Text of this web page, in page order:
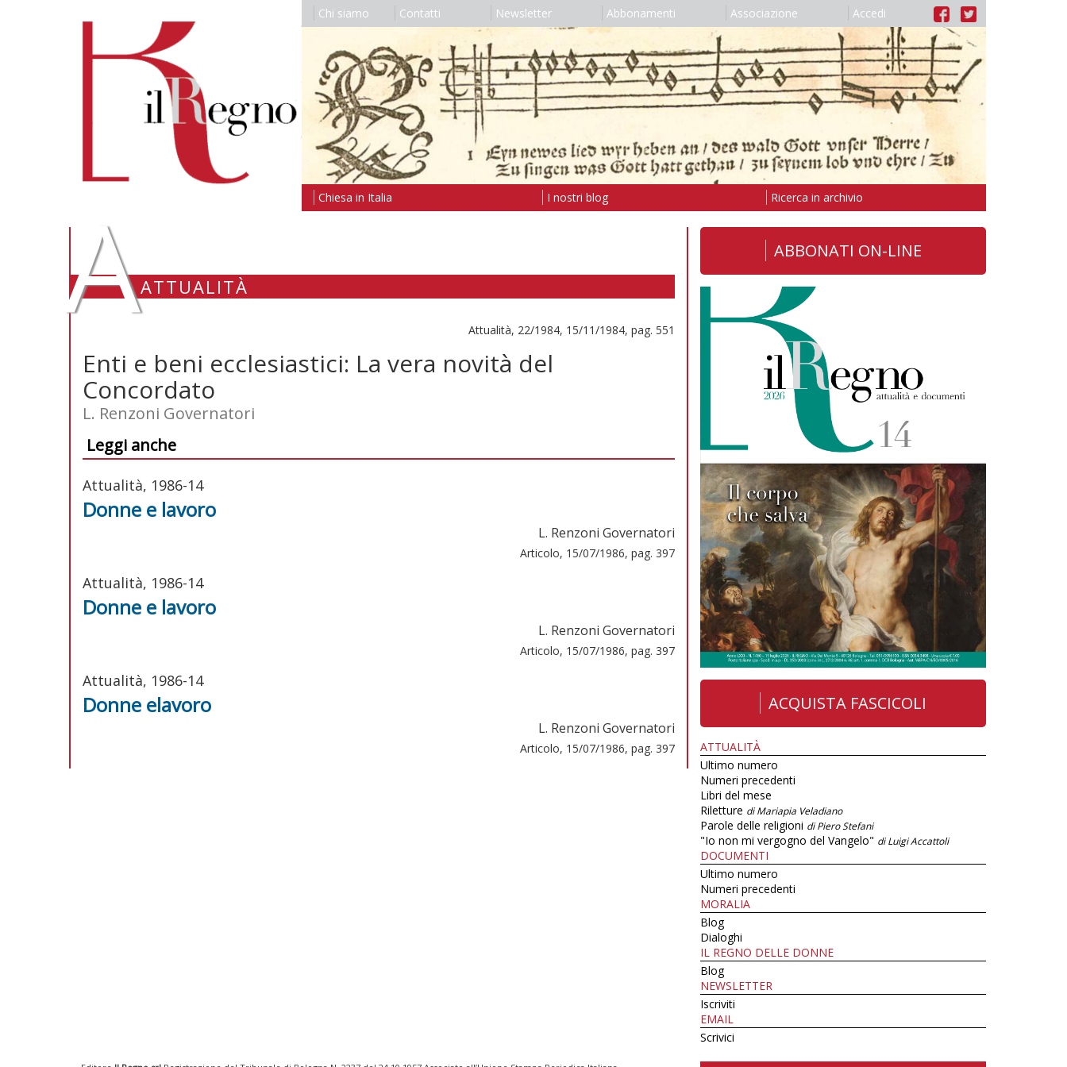
Chi siamo Contatti Newsletter Abbonamenti Associazione Accedi
Chiesa in Italia I nostri blog Ricerca in archivio
AATTUALITÀ
Attualità, 22/1984, 15/11/1984, pag. 551
Enti e beni ecclesiastici: La vera novità del
Concordato
L. Renzoni Governatori
Leggi anche
Attualità, 1986-14
Donne e lavoro
L. Renzoni Governatori
Articolo, 15/07/1986, pag. 397
Attualità, 1986-14
Donne e lavoro
L. Renzoni Governatori
Articolo, 15/07/1986, pag. 397
Attualità, 1986-14
Donne elavoro
L. Renzoni Governatori
Articolo, 15/07/1986, pag. 397
ABBONATI ON-LINE
ACQUISTA FASCICOLI
ATTUALITÀ
Ultimo numero
Numeri precedenti
Libri del mese
Riletture di Mariapia Veladiano
Parole delle religioni di Piero Stefani
"Io non mi vergogno del Vangelo" di Luigi Accattoli
DOCUMENTI
Ultimo numero
Numeri precedenti
MORALIA
Blog
Dialoghi
IL REGNO DELLE DONNE
Blog
NEWSLETTER
Iscriviti
EMAIL
Scrivici